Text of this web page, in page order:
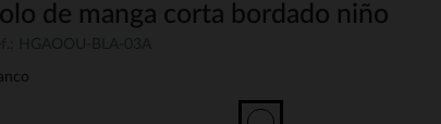
de manga corta bordado niño